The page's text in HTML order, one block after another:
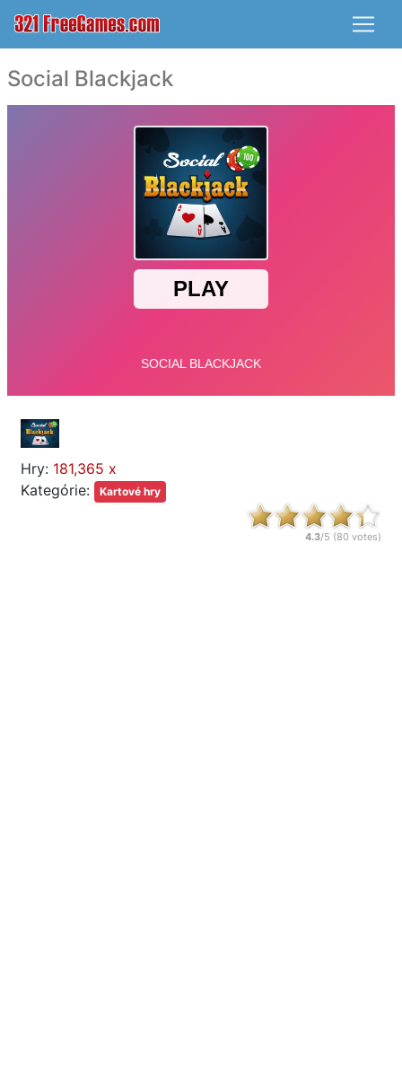
Social Blackjack
Hry: 181,365 x
Kategórie:
Kartové hry
4.3/5 (80 votes)